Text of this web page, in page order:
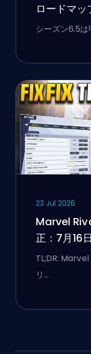
ロードマ
ト、ホワイ
シーズン6.5
23 Jul 2026
Marvel
正：7月16
競技設定
TL;DR:
リ…